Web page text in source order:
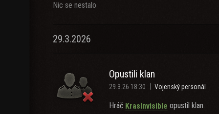
Nic se nestalo
29.3.2026
Opustili klan
29.3.26 18:30 Vojenský personál
Hráč KrasInvisible opustil klan.